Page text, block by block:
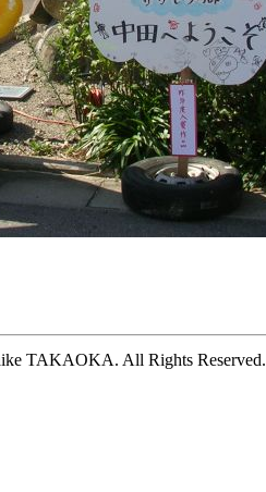
TAKAOKA. All Rights Reserved.